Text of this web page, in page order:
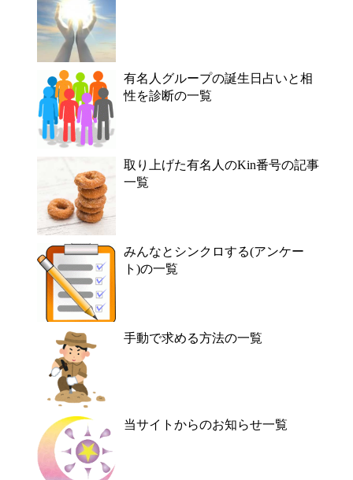
有名人グループの誕生日占いと相
性を診断の一覧
取り上げた有名人のKin番号の記事
一覧
みんなとシンクロする(アンケー
ト)の一覧
手動で求める方法の一覧
当サイトからのお知らせ一覧